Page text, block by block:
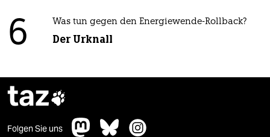
6 Was tun gegen den Energiewende-Rollback?
Der Urknall
taz
Folgen Sie uns